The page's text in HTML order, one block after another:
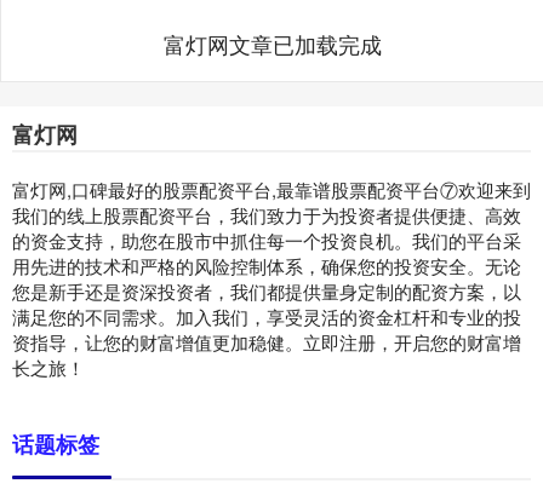
富灯网文章已加载完成
富灯网
富灯网,口碑最好的股票配资平台,最靠谱股票配资平台⑦欢迎来到
我们的线上股票配资平台，我们致力于为投资者提供便捷、高效
的资金支持，助您在股市中抓住每一个投资良机。我们的平台采
用先进的技术和严格的风险控制体系，确保您的投资安全。无论
您是新手还是资深投资者，我们都提供量身定制的配资方案，以
满足您的不同需求。加入我们，享受灵活的资金杠杆和专业的投
资指导，让您的财富增值更加稳健。立即注册，开启您的财富增
长之旅！
话题标签